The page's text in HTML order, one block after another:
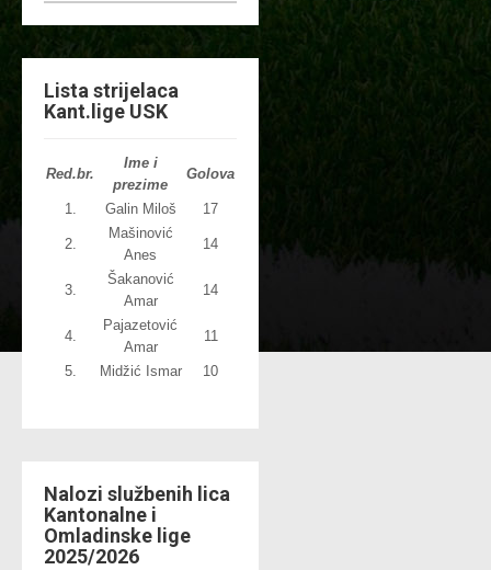
Lista strijelaca
Kant.lige USK
Red.br.
Ime i
prezime
Golova
1. Galin Miloš 17
2.
Mašinović
Anes
14
3.
Šakanović
Amar
14
4.
Pajazetović
Amar
11
5. Midžić Ismar 10
Nalozi službenih lica
Kantonalne i
Omladinske lige
2025/2026